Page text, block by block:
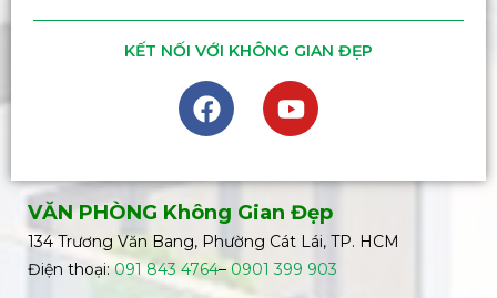
KẾT NỐI VỚI KHÔNG GIAN ĐẸP
VĂN PHÒNG Không Gian Đẹp
134 Trương Văn Bang, Phường Cát Lái, TP. HCM
Điện thoại:091 843 4764– 0901 399 903